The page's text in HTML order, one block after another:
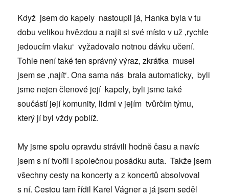
Když jsem do kapely nastoupil já, Hanka byla v tu
dobu velikou hvězdou a najít si své místo v už ‚rychle
jedoucím vlaku‘ vyžadovalo notnou dávku učení.
Tohle není také ten správný výraz, zkrátka musel
jsem se ‚najít‘. Ona sama nás brala automaticky, byli
jsme nejen členové její kapely, byli jsme také
součástí její komunity, lidmi v jejím tvůrčím týmu,
který jí byl vždy poblíž.
My jsme spolu opravdu strávili hodně času a navíc
jsem s ní tvořil i společnou posádku auta. Takže jsem
všechny cesty na koncerty a z koncertů absolvoval
s ní. Cestou tam řídil Karel Vágner a já jsem seděl